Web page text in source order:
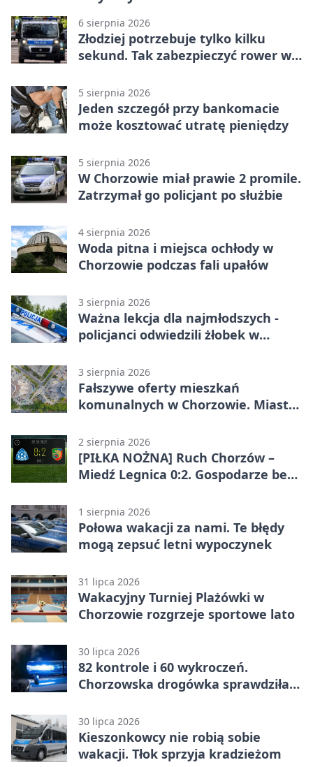
6 sierpnia 2026
Złodziej potrzebuje tylko kilku
sekund. Tak zabezpieczyć rower w
5 sierpnia 2026
Jeden szczegół przy bankomacie
może kosztować utratę pieniędzy
5 sierpnia 2026
W Chorzowie miał prawie 2 promile.
Zatrzymał go policjant po służbie
4 sierpnia 2026
Woda pitna i miejsca ochłody w
Chorzowie podczas fali upałów
3 sierpnia 2026
Ważna lekcja dla najmłodszych -
policjanci odwiedzili żłobek w
3 sierpnia 2026
Fałszywe oferty mieszkań
komunalnych w Chorzowie. Miasto
2 sierpnia 2026
[PIŁKA NOŻNA] Ruch Chorzów –
Miedź Legnica 0:2. Gospodarze bez
1 sierpnia 2026
Połowa wakacji za nami. Te błędy
mogą zepsuć letni wypoczynek
31 lipca 2026
Wakacyjny Turniej Plażówki w
Chorzowie rozgrzeje sportowe lato
30 lipca 2026
82 kontrole i 60 wykroczeń.
Chorzowska drogówka sprawdziła
30 lipca 2026
Kieszonkowcy nie robią sobie
wakacji. Tłok sprzyja kradzieżom